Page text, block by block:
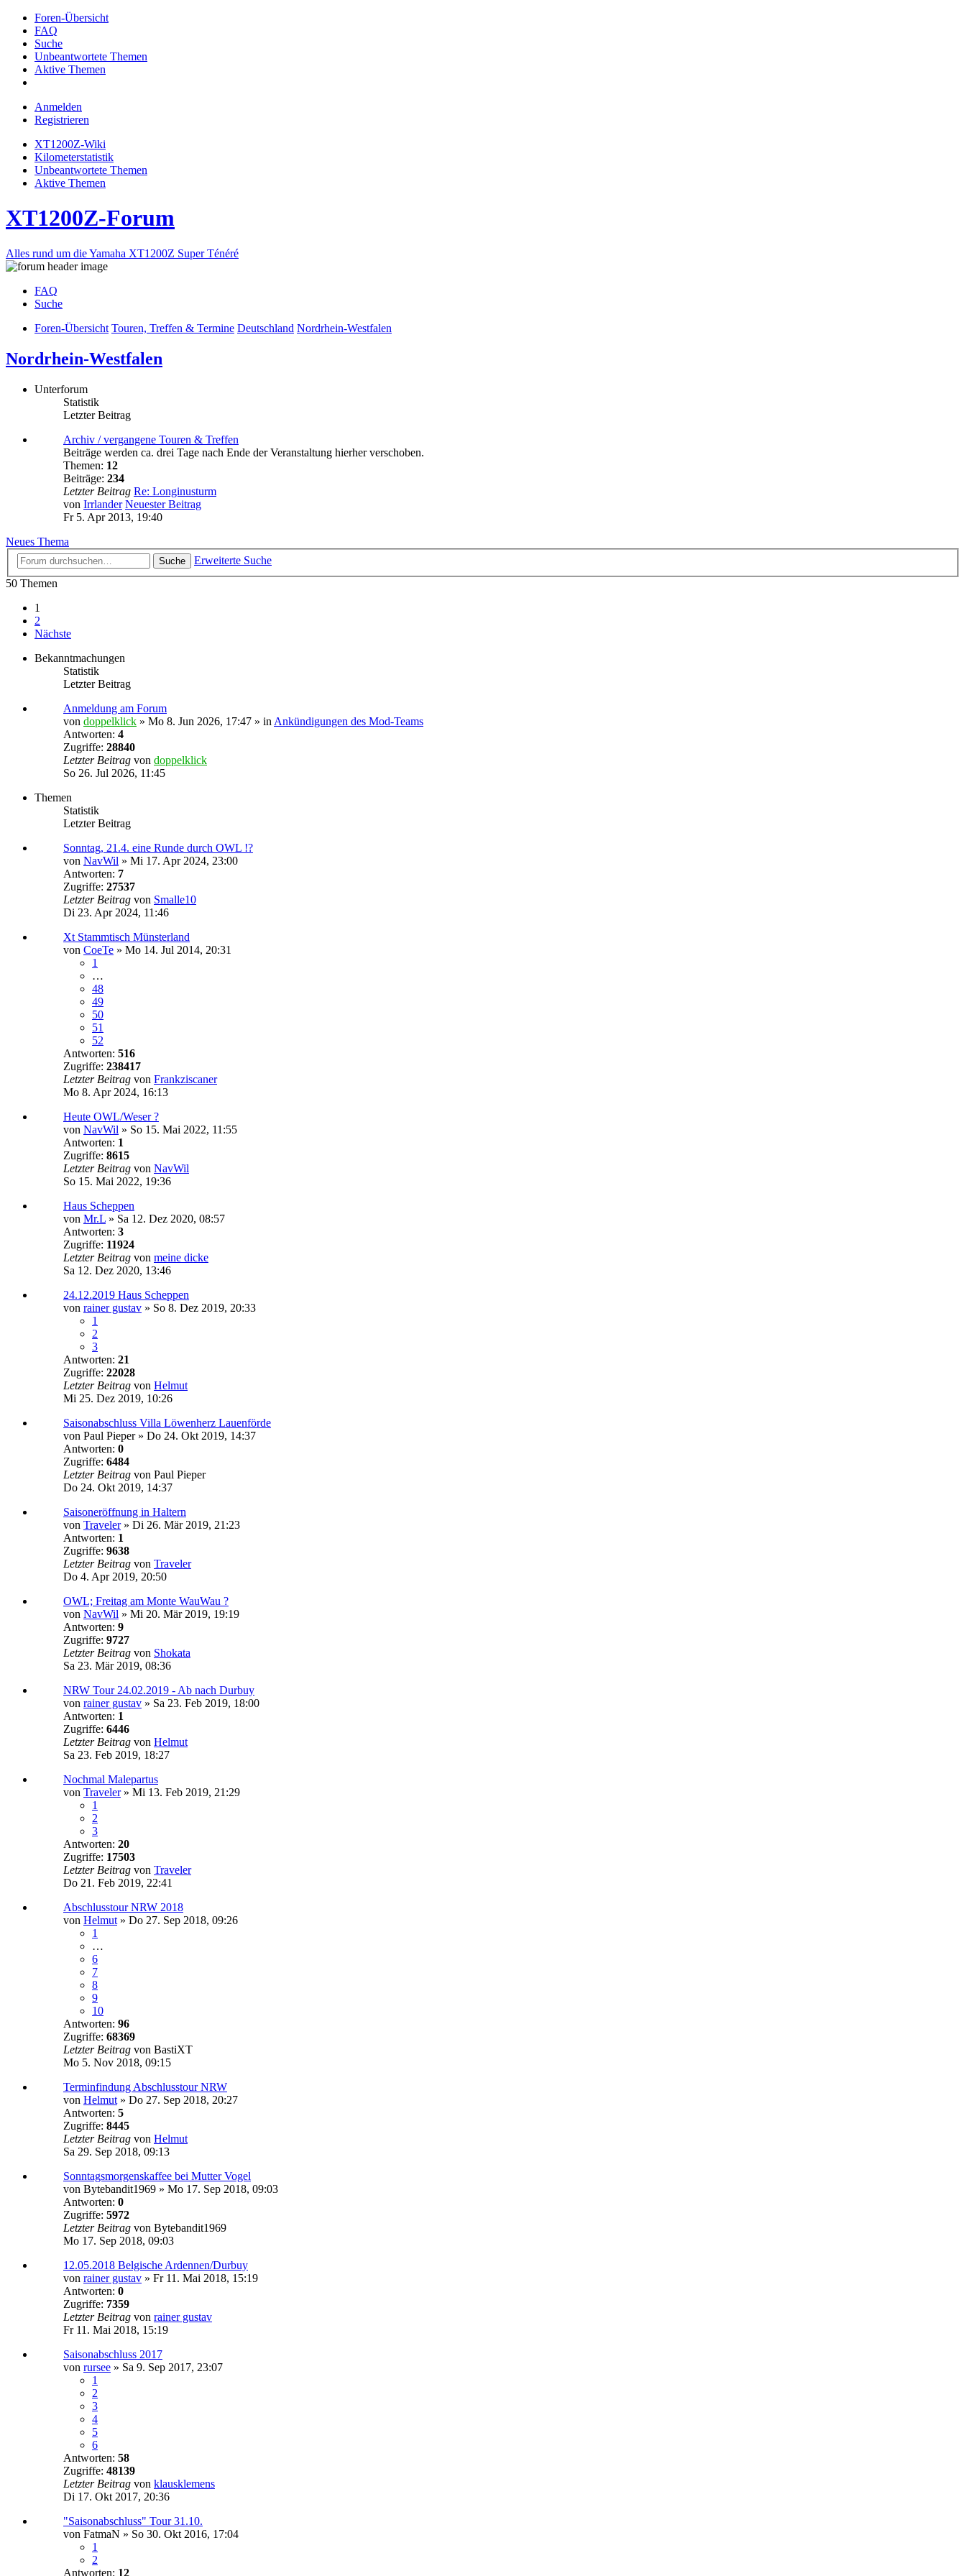
Foren-Übersicht
FAQ
Suche
Unbeantwortete Themen
Aktive Themen
Anmelden
Registrieren
XT1200Z-Wiki
Kilometerstatistik
Unbeantwortete Themen
Aktive Themen
XT1200Z-Forum
Alles rund um die Yamaha XT1200Z Super Ténéré
FAQ
Suche
Foren-Übersicht Touren, Treffen & Termine Deutschland Nordrhein-Westfalen
Nordrhein-Westfalen
Unterforum
Statistik
Letzter Beitrag
Archiv / vergangene Touren & Treffen
Beiträge werden ca. drei Tage nach Ende der Veranstaltung hierher verschoben.
Themen: 12
Beiträge: 234
Letzter Beitrag Re: Longinusturm
von Irrlander Neuester Beitrag
Fr 5. Apr 2013, 19:40
Neues Thema
Suche
Erweiterte Suche
50 Themen
1
2
Nächste
Bekanntmachungen
Statistik
Letzter Beitrag
Anmeldung am Forum
von doppelklick » Mo 8. Jun 2026, 17:47 » in Ankündigungen des Mod-Teams
Antworten: 4
Zugriffe: 28840
Letzter Beitrag von doppelklick
So 26. Jul 2026, 11:45
Themen
Statistik
Letzter Beitrag
Sonntag, 21.4. eine Runde durch OWL !?
von NavWil » Mi 17. Apr 2024, 23:00
Antworten: 7
Zugriffe: 27537
Letzter Beitrag von Smalle10
Di 23. Apr 2024, 11:46
Xt Stammtisch Münsterland
von CoeTe » Mo 14. Jul 2014, 20:31
1
…
48
49
50
51
52
Antworten: 516
Zugriffe: 238417
Letzter Beitrag von Frankziscaner
Mo 8. Apr 2024, 16:13
Heute OWL/Weser ?
von NavWil » So 15. Mai 2022, 11:55
Antworten: 1
Zugriffe: 8615
Letzter Beitrag von NavWil
So 15. Mai 2022, 19:36
Haus Scheppen
von Mr.L » Sa 12. Dez 2020, 08:57
Antworten: 3
Zugriffe: 11924
Letzter Beitrag von meine dicke
Sa 12. Dez 2020, 13:46
24.12.2019 Haus Scheppen
von rainer gustav » So 8. Dez 2019, 20:33
1
2
3
Antworten: 21
Zugriffe: 22028
Letzter Beitrag von Helmut
Mi 25. Dez 2019, 10:26
Saisonabschluss Villa Löwenherz Lauenförde
von Paul Pieper» Do 24. Okt 2019, 14:37
Antworten: 0
Zugriffe: 6484
Letzter Beitrag von Paul Pieper
Do 24. Okt 2019, 14:37
Saisoneröffnung in Haltern
von Traveler» Di 26. Mär 2019, 21:23
Antworten: 1
Zugriffe: 9638
Letzter Beitrag von Traveler
Do 4. Apr 2019, 20:50
OWL; Freitag am Monte WauWau ?
von NavWil » Mi 20. Mär 2019, 19:19
Antworten: 9
Zugriffe: 9727
Letzter Beitrag von Shokata
Sa 23. Mär 2019, 08:36
NRW Tour 24.02.2019 - Ab nach Durbuy
von rainer gustav » Sa 23. Feb 2019, 18:00
Antworten: 1
Zugriffe: 6446
Letzter Beitrag von Helmut
Sa 23. Feb 2019, 18:27
Nochmal Malepartus
von Traveler» Mi 13. Feb 2019, 21:29
1
2
3
Antworten: 20
Zugriffe: 17503
Letzter Beitrag von Traveler
Do 21. Feb 2019, 22:41
Abschlusstour NRW 2018
von Helmut » Do 27. Sep 2018, 09:26
1
…
6
7
8
9
10
Antworten: 96
Zugriffe: 68369
Letzter Beitrag von BastiXT
Mo 5. Nov 2018, 09:15
Terminfindung Abschlusstour NRW
von Helmut » Do 27. Sep 2018, 20:27
Antworten: 5
Zugriffe: 8445
Letzter Beitrag von Helmut
Sa 29. Sep 2018, 09:13
Sonntagsmorgenskaffee bei Mutter Vogel
von Bytebandit1969 » Mo 17. Sep 2018, 09:03
Antworten: 0
Zugriffe: 5972
Letzter Beitrag von Bytebandit1969
Mo 17. Sep 2018, 09:03
12.05.2018 Belgische Ardennen/Durbuy
von rainer gustav » Fr 11. Mai 2018, 15:19
Antworten: 0
Zugriffe: 7359
Letzter Beitrag von rainer gustav
Fr 11. Mai 2018, 15:19
Saisonabschluss 2017
von rursee » Sa 9. Sep 2017, 23:07
1
2
3
4
5
6
Antworten: 58
Zugriffe: 48139
Letzter Beitrag von klausklemens
Di 17. Okt 2017, 20:36
"Saisonabschluss" Tour 31.10.
von FatmaN » So 30. Okt 2016, 17:04
1
2
Antworten: 12